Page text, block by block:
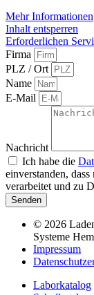
Mehr Informationen
Inhalt entsperren
Erforderlichen
Firma
PLZ / Ort
Name
E-Mail
Nachricht
Ich habe die
einverstanden,
verarbeitet und zu
Senden
© 2026
Systeme
Impressum
Laborkatalog